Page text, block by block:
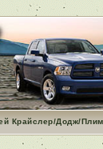
Крайслер/Додж/